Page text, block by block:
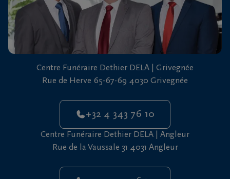
4
343
76
10
Grivegnée
Centre Funéraire Dethier DELA | Grivegnée
Rue de Herve 65-67-69 4030 Grivegnée
+32 4 343 76 10
Centre Funéraire Dethier DELA | Angleur
Rue de la Vaussale 31 4031 Angleur